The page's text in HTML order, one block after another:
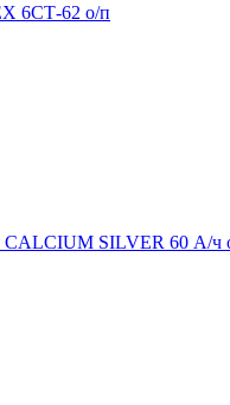
6СТ-62 о/п
SILVER 60 А/ч